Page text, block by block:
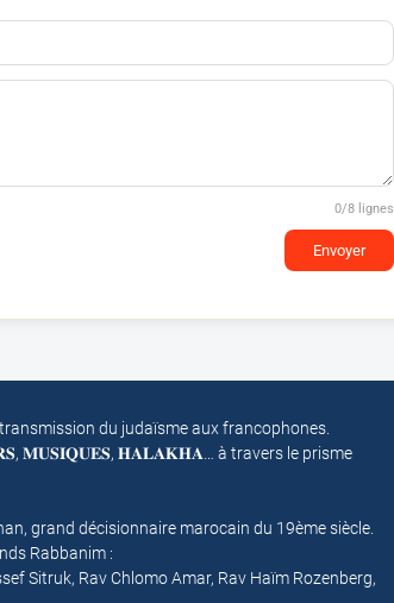
0/8 lignes
Envoyer
du judaïsme aux francophones.
𝐌𝐔𝐒𝐈𝐐𝐔𝐄𝐒, 𝐇𝐀𝐋𝐀𝐊𝐇𝐀… à travers le prisme
grand décisionnaire marocain du 19ème siècle.
Rabbanim :
Sitruk, Rav Chlomo Amar, Rav Haïm Rozenberg,